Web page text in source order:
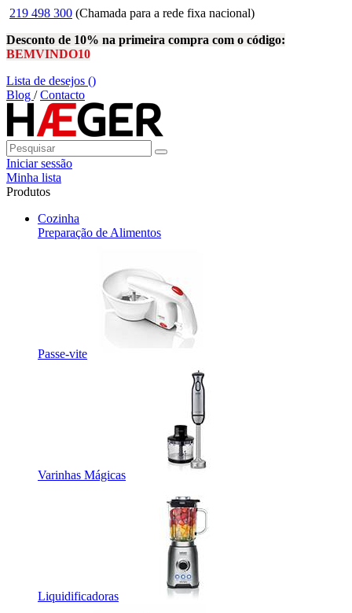
219 498 300 (Chamada para a rede fixa nacional)
Desconto de 10% na primeira compra com o código:
BEMVINDO10
Lista de desejos ()
Blog /Contacto
Iniciar sessão
Minha lista
Produtos
Cozinha
Preparação de Alimentos
Passe-vite
Varinhas Mágicas
Liquidificadoras